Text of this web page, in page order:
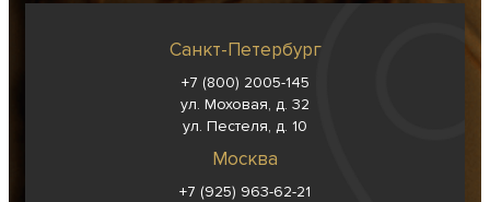
Санкт-Петербург
+7 (800) 2005-145
ул. Моховая, д. 32
ул. Пестеля, д. 10
Москва
+7 (925) 963-62-21